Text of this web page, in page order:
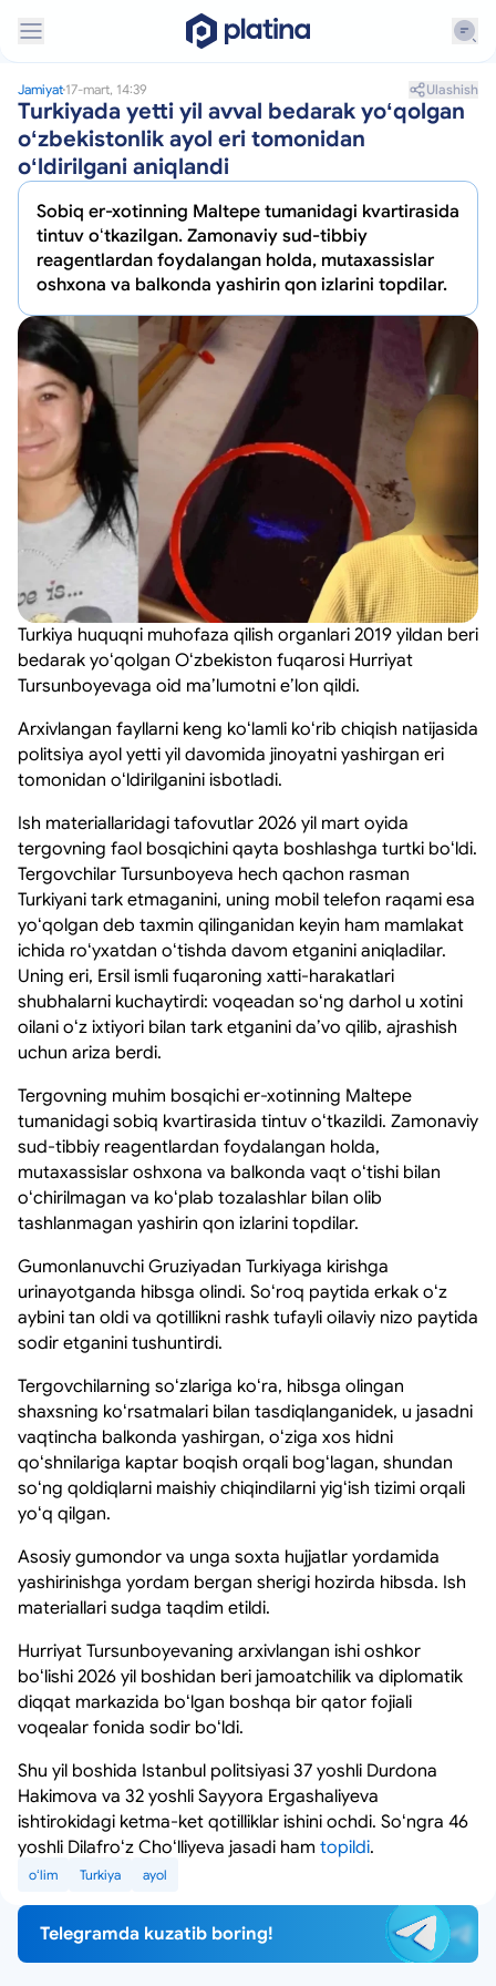
Jamiyat 17-mart, 14:39 Ulashish
Turkiyada yetti yil avval bedarak yoʻqolgan
oʻzbekistonlik ayol eri tomonidan
oʻldirilgani aniqlandi
Sobiq er-xotinning Maltepe tumanidagi kvartirasida
tintuv oʻtkazilgan. Zamonaviy sud-tibbiy
reagentlardan foydalangan holda, mutaxassislar
oshxona va balkonda yashirin qon izlarini topdilar.
Turkiya huquqni muhofaza qilish organlari 2019 yildan beri
bedarak yoʻqolgan Oʻzbekiston fuqarosi Hurriyat
Tursunboyevaga oid maʼlumotni eʼlon qildi.
Arxivlangan fayllarni keng koʻlamli koʻrib chiqish natijasida
politsiya ayol yetti yil davomida jinoyatni yashirgan eri
tomonidan oʻldirilganini isbotladi.
Ish materiallaridagi tafovutlar 2026 yil mart oyida
tergovning faol bosqichini qayta boshlashga turtki boʻldi.
Tergovchilar Tursunboyeva hech qachon rasman
Turkiyani tark etmaganini, uning mobil telefon raqami esa
yoʻqolgan deb taxmin qilinganidan keyin ham mamlakat
ichida roʻyxatdan oʻtishda davom etganini aniqladilar.
Uning eri, Ersil ismli fuqaroning xatti-harakatlari
shubhalarni kuchaytirdi: voqeadan soʻng darhol u xotini
oilani oʻz ixtiyori bilan tark etganini daʼvo qilib, ajrashish
uchun ariza berdi.
Tergovning muhim bosqichi er-xotinning Maltepe
tumanidagi sobiq kvartirasida tintuv oʻtkazildi. Zamonaviy
sud-tibbiy reagentlardan foydalangan holda,
mutaxassislar oshxona va balkonda vaqt oʻtishi bilan
oʻchirilmagan va koʻplab tozalashlar bilan olib
tashlanmagan yashirin qon izlarini topdilar.
Gumonlanuvchi Gruziyadan Turkiyaga kirishga
urinayotganda hibsga olindi. Soʻroq paytida erkak oʻz
aybini tan oldi va qotillikni rashk tufayli oilaviy nizo paytida
sodir etganini tushuntirdi.
Tergovchilarning soʻzlariga koʻra, hibsga olingan
shaxsning koʻrsatmalari bilan tasdiqlanganidek, u jasadni
vaqtincha balkonda yashirgan, oʻziga xos hidni
qoʻshnilariga kaptar boqish orqali bogʻlagan, shundan
soʻng qoldiqlarni maishiy chiqindilarni yigʻish tizimi orqali
yoʻq qilgan.
Asosiy gumondor va unga soxta hujjatlar yordamida
yashirinishga yordam bergan sherigi hozirda hibsda. Ish
materiallari sudga taqdim etildi.
Hurriyat Tursunboyevaning arxivlangan ishi oshkor
boʻlishi 2026 yil boshidan beri jamoatchilik va diplomatik
diqqat markazida boʻlgan boshqa bir qator fojiali
voqealar fonida sodir boʻldi.
Shu yil boshida Istanbul politsiyasi 37 yoshli Durdona
Hakimova va 32 yoshli Sayyora Ergashaliyeva
ishtirokidagi ketma-ket qotilliklar ishini ochdi. Soʻngra 46
yoshli Dilafroʻz Choʻlliyeva jasadi ham topildi.
oʻlim Turkiya ayol
Telegramda kuzatib boring!